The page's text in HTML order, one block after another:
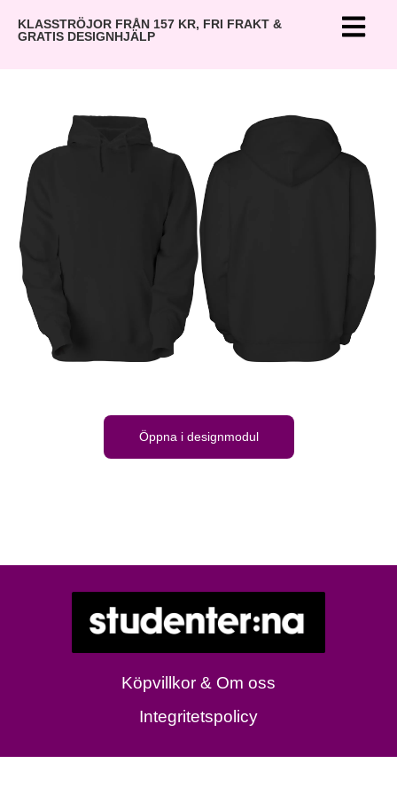
KLASSTRÖJOR FRÅN 157 KR, FRI FRAKT &
GRATIS DESIGNHJÄLP
Öppna i designmodul
Köpvillkor & Om oss
Integritetspolicy